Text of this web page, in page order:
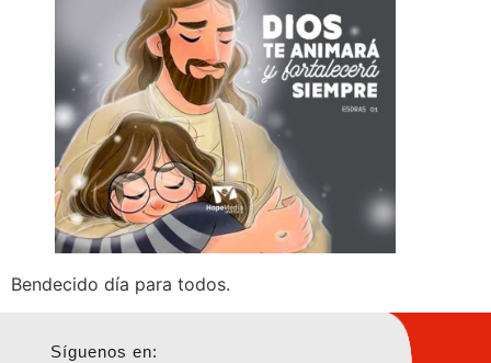
Bendecido día para todos.
Síguenos en: